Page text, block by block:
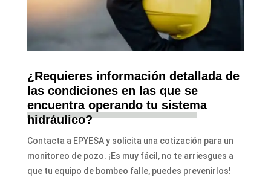
¿Requieres información detallada de
las condiciones en las que se
encuentra operando tu sistema
hidráulico?
Contacta a EPYESA y solicita una cotización para un
monitoreo de pozo. ¡Es muy fácil, no te arriesgues a
que tu equipo de bombeo falle, puedes prevenirlos!